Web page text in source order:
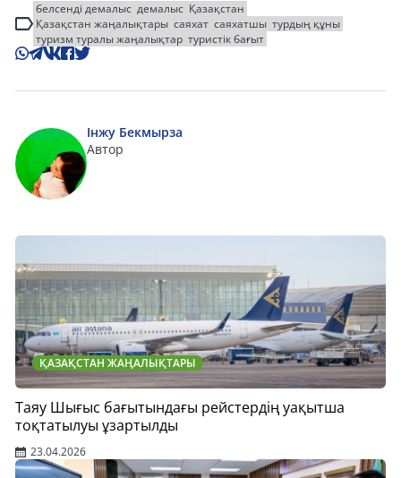
белсенді демалыс демалыс Қазақстан
Қазақстан жаңалықтары саяхат саяхатшы турдың құны
туризм туралы жаңалықтар туристік бағыт
Інжу Бекмырза
Автор
ҚАЗАҚСТАН ЖАҢАЛЫҚТАРЫ
Таяу Шығыс бағытындағы рейстердің уақытша
тоқтатылуы ұзартылды
23.04.2026